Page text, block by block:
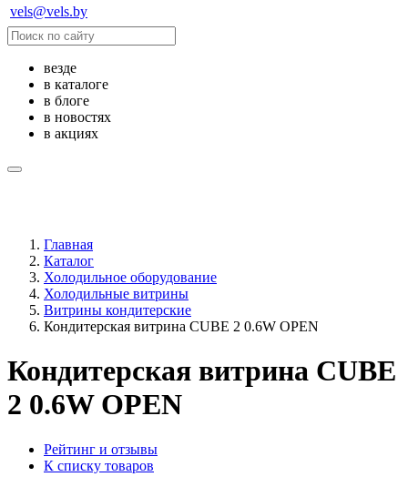
vels@vels.by
везде
в каталоге
в блоге
в новостях
в акциях
Главная
Каталог
Холодильное оборудование
Холодильные витрины
Витрины кондитерские
Кондитерская витрина CUBE 2 0.6W OPEN
Кондитерская витрина CUBE
2 0.6W OPEN
Рейтинг и отзывы
К списку товаров